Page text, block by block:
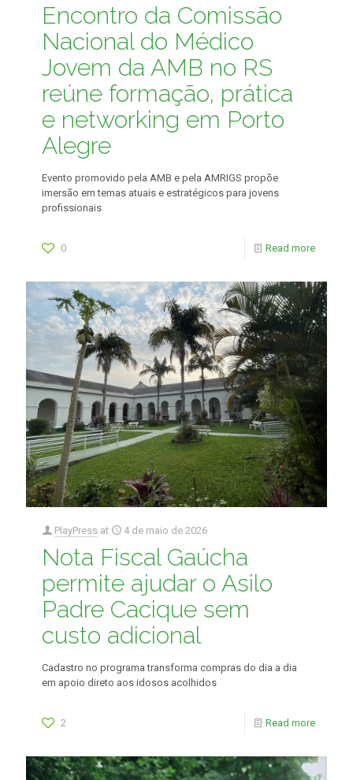
Encontro da Comissão
Nacional do Médico
Jovem da AMB no RS
reúne formação, prática
e networking em Porto
Alegre
Evento promovido pela AMB e pela AMRIGS propõe
imersão em temas atuais e estratégicos para jovens
profissionais
0 Read more
PlayPress at 4 de maio de 2026
Nota Fiscal Gaúcha
permite ajudar o Asilo
Padre Cacique sem
custo adicional
Cadastro no programa transforma compras do dia a dia
em apoio direto aos idosos acolhidos
2 Read more